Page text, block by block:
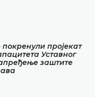
пројекат
Уставног
заштите